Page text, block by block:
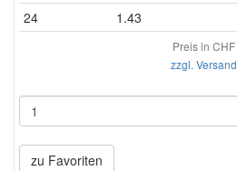
24 1.43
Preis in CHF
zzgl. Versand
zu Favoriten